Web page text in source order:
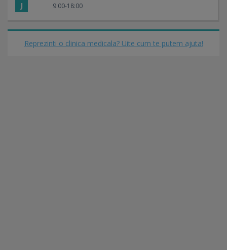
J 9:00-18:00
Reprezinti o clinica medicala? Uite cum te putem ajuta!